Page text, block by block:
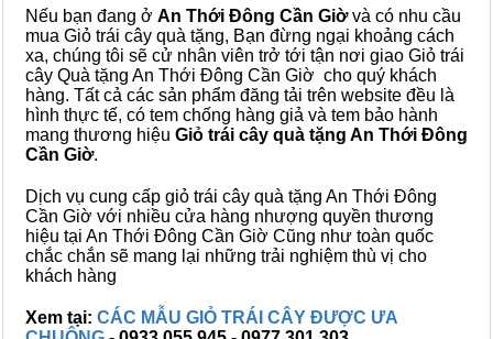
Nếu bạn đang ở An Thới Đông Cần Giờvà có nhu cầu
mua Giỏ trái cây quà tặng, Bạn đừng ngại khoảng cách
xa, chúng tôi sẽ cử nhân viên trở tới tận nơi giao Giỏ trái
cây Quà tặng An Thới Đông Cần Giờ cho quý khách
hàng. Tất cả các sản phẩm đăng tải trên website đều là
hình thực tế, có tem chống hàng giả và tem bảo hành
mang thương hiệu Giỏ trái cây quà tặng An Thới Đông
Cần Giờ.
Dịch vụ cung cấp giỏ trái cây quà tặng An Thới Đông
Cần Giờ với nhiều cửa hàng nhượng quyền thương
hiệu tại An Thới Đông Cần Giờ Cũng như toàn quốc
chắc chắn sẽ mang lại những trải nghiệm thù vị cho
khách hàng
Xem tại: CÁC MẪU GIỎ TRÁI CÂY ĐƯỢC ƯA